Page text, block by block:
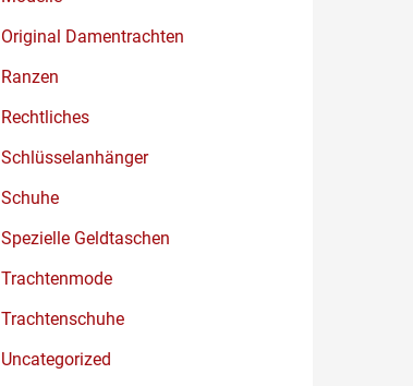
Original Damentrachten
Ranzen
Rechtliches
Schlüsselanhänger
Schuhe
Spezielle Geldtaschen
Trachtenmode
Trachtenschuhe
Uncategorized